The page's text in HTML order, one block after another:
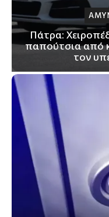
Πάτρα:
παπούτσια από
τον